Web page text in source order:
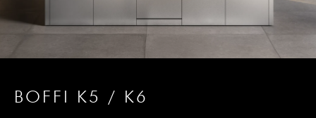
BOFFI K5 / K6